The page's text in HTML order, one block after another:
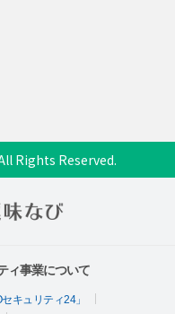
Rights Reserved.